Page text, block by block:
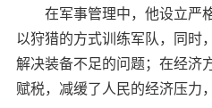
在军事管理中，他设立严
以狩猎的方式训练军队，同时
解决装备不足的问题；在经济
赋税，减缓了人民的经济压力